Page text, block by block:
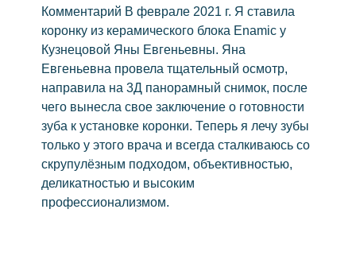
Имплантация всё на шести
Всё на четырех
Протезирование
Несъемное протезирование
Виниры
Керамические виниры
Коронка на зубы
Циркониевые
Керамические
Комментарий В феврале 2021 г. Я ставила
коронку из керамического блока Enamic у
Кузнецовой Яны Евгеньевны. Яна
Евгеньевна провела тщательный осмотр,
направила на 3Д панорамный снимок, после
чего вынесла свое заключение о готовности
зуба к установке коронки. Теперь я лечу зубы
только у этого врача и всегда сталкиваюсь со
скрупулёзным подходом, объективностью,
деликатностью и высоким
профессионализмом.